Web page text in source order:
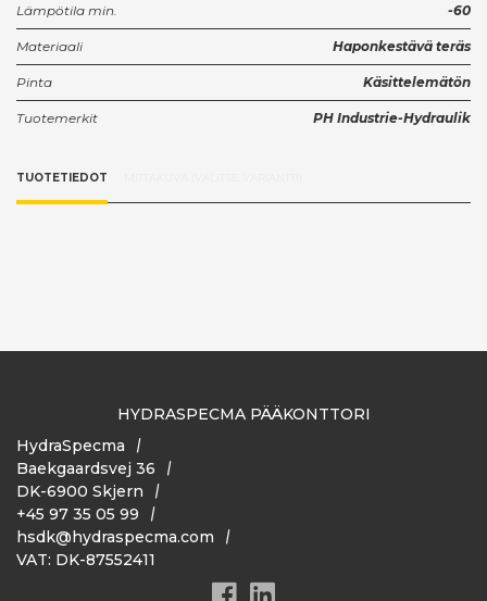
Lämpötila min. -60
Materiaali Haponkestävä teräs
Pinta Käsittelemätön
Tuotemerkit PH Industrie-Hydraulik
TUOTETIEDOT
HYDRASPECMA PÄÄKONTTORI
HydraSpecma
Baekgaardsvej 36
DK-6900 Skjern
+45 97 35 05 99
hsdk@hydraspecma.com
VAT: DK-87552411